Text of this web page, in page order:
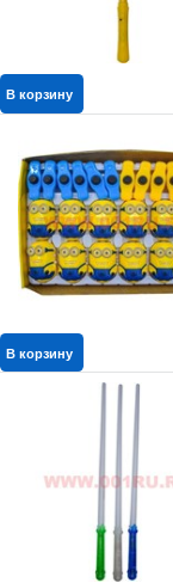
В корзину
В корзину